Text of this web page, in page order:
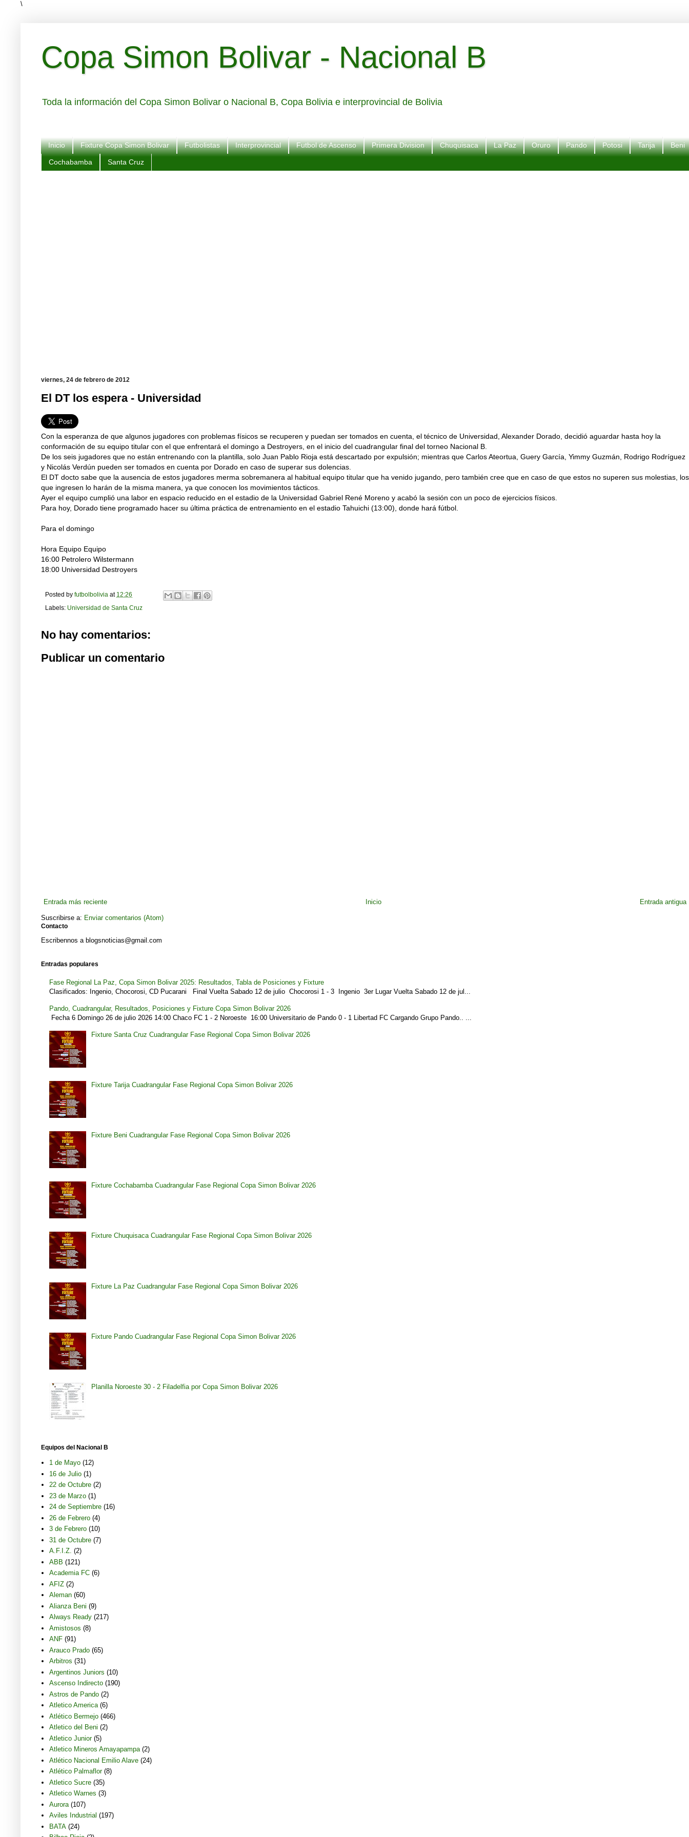
\
Copa Simon Bolivar - Nacional B
Toda la información del Copa Simon Bolivar o Nacional B, Copa Bolivia e interprovincial de Bolivia
Inicio Fixture Copa Simon Bolivar Futbolistas Interprovincial Futbol de Ascenso Primera Division Chuquisaca La Paz Oruro Pando Potosi Tarija Beni
Cochabamba Santa Cruz
viernes, 24 de febrero de 2012
El DT los espera - Universidad
Con la esperanza de que algunos jugadores con problemas físicos se recuperen y puedan ser tomados en cuenta, el técnico de Universidad, Alexander Dorado, decidió aguardar hasta hoy la
conformación de su equipo titular con el que enfrentará el domingo a Destroyers, en el inicio del cuadrangular final del torneo Nacional B.
De los seis jugadores que no están entrenando con la plantilla, solo Juan Pablo Rioja está descartado por expulsión; mientras que Carlos Ateortua, Guery García, Yimmy Guzmán, Rodrigo Rodríguez
y Nicolás Verdún pueden ser tomados en cuenta por Dorado en caso de superar sus dolencias.
El DT docto sabe que la ausencia de estos jugadores merma sobremanera al habitual equipo titular que ha venido jugando, pero también cree que en caso de que estos no superen sus molestias, los
que ingresen lo harán de la misma manera, ya que conocen los movimientos tácticos.
Ayer el equipo cumplió una labor en espacio reducido en el estadio de la Universidad Gabriel René Moreno y acabó la sesión con un poco de ejercicios físicos.
Para hoy, Dorado tiene programado hacer su última práctica de entrenamiento en el estadio Tahuichi (13:00), donde hará fútbol.
Para el domingo
Hora Equipo Equipo
16:00 Petrolero Wilstermann
18:00 Universidad Destroyers
Posted by futbolbolivia at 12:26
Labels: Universidad de Santa Cruz
No hay comentarios:
Publicar un comentario
Entrada más reciente Entrada antigua
Inicio
Suscribirse a: Enviar comentarios (Atom)
Contacto
Escribennos a blogsnoticias@gmail.com
Entradas populares
Fase Regional La Paz, Copa Simon Bolivar 2025: Resultados, Tabla de Posiciones y Fixture
Clasificados: Ingenio, Chocorosi, CD Pucarani Final Vuelta Sabado 12 de julio Chocorosi 1 - 3 Ingenio 3er Lugar Vuelta Sabado 12 de jul...
Pando, Cuadrangular, Resultados, Posiciones y Fixture Copa Simon Bolivar 2026
Fecha 6 Domingo 26 de julio 2026 14:00 Chaco FC 1 - 2 Noroeste 16:00 Universitario de Pando 0 - 1 Libertad FC Cargando Grupo Pando.. ...
Fixture Santa Cruz Cuadrangular Fase Regional Copa Simon Bolivar 2026
Fixture Tarija Cuadrangular Fase Regional Copa Simon Bolivar 2026
Fixture Beni Cuadrangular Fase Regional Copa Simon Bolivar 2026
Fixture Cochabamba Cuadrangular Fase Regional Copa Simon Bolivar 2026
Fixture Chuquisaca Cuadrangular Fase Regional Copa Simon Bolivar 2026
Fixture La Paz Cuadrangular Fase Regional Copa Simon Bolivar 2026
Fixture Pando Cuadrangular Fase Regional Copa Simon Bolivar 2026
Planilla Noroeste 30 - 2 Filadelfia por Copa Simon Bolivar 2026
Equipos del Nacional B
1 de Mayo (12)
16 de Julio (1)
22 de Octubre (2)
23 de Marzo (1)
24 de Septiembre (16)
26 de Febrero (4)
3 de Febrero (10)
31 de Octubre (7)
A.F.I.Z. (2)
ABB (121)
Academia FC (6)
AFIZ (2)
Aleman (60)
Alianza Beni (9)
Always Ready (217)
Amistosos (8)
ANF (91)
Arauco Prado (65)
Arbitros (31)
Argentinos Juniors (10)
Ascenso Indirecto (190)
Astros de Pando (2)
Atletico America (6)
Atlético Bermejo (466)
Atletico del Beni (2)
Atletico Junior (5)
Atletico Mineros Amayapampa (2)
Atlético Nacional Emilio Alave (24)
Atlético Palmaflor (8)
Atletico Sucre (35)
Atletico Warnes (3)
Aurora (107)
Aviles Industrial (197)
BATA (24)